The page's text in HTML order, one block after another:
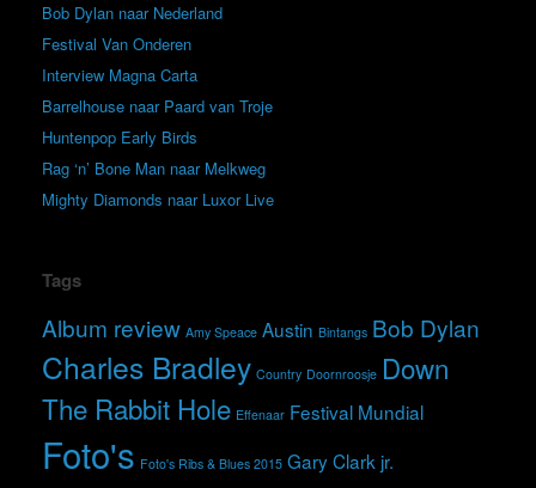
Bob Dylan naar Nederland
Festival Van Onderen
Interview Magna Carta
Barrelhouse naar Paard van Troje
Huntenpop Early Birds
Rag ‘n’ Bone Man naar Melkweg
Mighty Diamonds naar Luxor Live
Tags
Album review Amy Speace Austin Bintangs Bob Dylan
Charles Bradley Country Doornroosje Down
The Rabbit Hole Effenaar Festival Mundial
Foto's Foto's Ribs & Blues 2015 Gary Clark jr.